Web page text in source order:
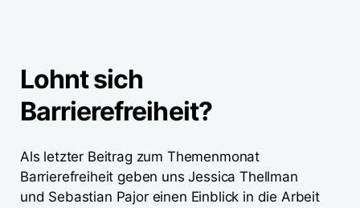
Lohnt sich
Barrierefreiheit?
Als letzter Beitrag zum Themenmonat
Barrierefreiheit geben uns Jessica Thellman
und Sebastian Pajor einen Einblick in die Arbeit